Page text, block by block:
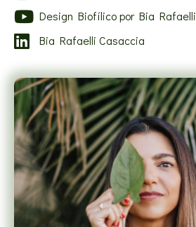
Design Biofílico por Bia Rafaelli
Bia Rafaelli Casaccia